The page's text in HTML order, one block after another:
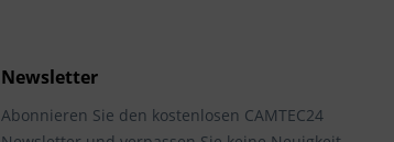
Newsletter
Abonnieren Sie den kostenlosen CAMTEC24